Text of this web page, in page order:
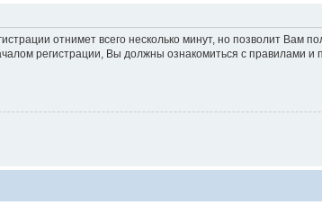
отнимет всего несколько минут, но позволит Вам
регистрации, Вы должны ознакомиться с правилами